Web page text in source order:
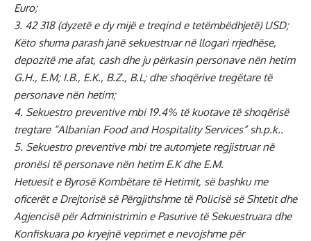
Euro;
3. 42 318 (dyzetë e dy mijë e treqind e tetëmbëdhjetë) USD;
Këto shuma parash janë sekuestruar në llogari rrjedhëse,
depozitë me afat, cash dhe ju përkasin personave nën hetim
G.H., E.M; I.B., E.K., B.Z., B.L; dhe shoqërive tregëtare të
personave nën hetim;
4. Sekuestro preventive mbi 19.4% të kuotave të shoqërisë
tregtare “Albanian Food and Hospitality Services” sh.p.k..
5. Sekuestro preventive mbi tre automjete regjistruar në
pronësi të personave nën hetim E.K dhe E.M.
Hetuesit e Byrosë Kombëtare të Hetimit, së bashku me
oficerët e Drejtorisë së Përgjithshme të Policisë së Shtetit dhe
Agjencisë për Administrimin e Pasurive të Sekuestruara dhe
Konfiskuara po kryejnë veprimet e nevojshme për